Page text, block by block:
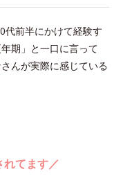
代前半にかけて経験す
期」と一口に言って
んが実際に感じている
てます／